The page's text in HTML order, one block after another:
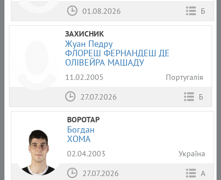
01.08.2026
Б
ЗАХИСНИК
Жуан Педру
ФЛОРЕШ ФЕРНАНДЕШ ДЕ
ОЛІВЕЙРА МАШАДУ
11.02.2005
Португалія
27.07.2026
Б
ВОРОТАР
Богдан
ХОМА
02.04.2003
Україна
27.07.2026
А